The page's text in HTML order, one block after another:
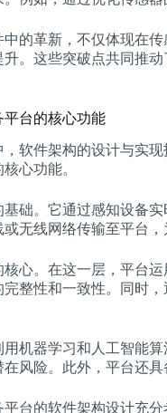
的革新，不仅体现在
升。这些突破点共同推
台的核心功能
软件架构的设计与实
心功能。
础。它通过感知设备
无线网络传输至平台，
心。在这一层，平台
整性和一致性。同时
机器学习和人工智能
风险。此外，平台还
台的软件架构设计充